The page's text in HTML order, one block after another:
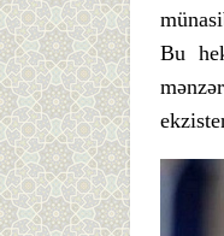
Bu